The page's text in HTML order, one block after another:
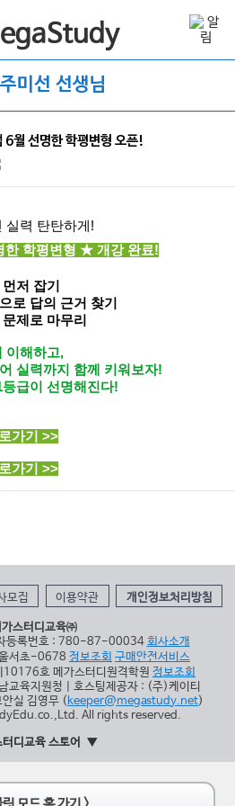
미선 선생님
월 선명한 학평변형 오픈!
실력 탄탄하게!
학평변형 ★개강 완료!
저 잡기
로 답의 근거 찾기
제로 마무리
이해하고,
실력까지 함께 키워보자!
급이 선명해진다!
가기 >>
가기 >>
모집 이용약관 개인정보처리방침
가스터디교육㈜
등록번호 : 780-87-00034 회사소개
서초-0678 정보조회 구매안전서비스
10176호 메가스터디원격학원 정보조회
교육지원청 | 호스팅제공자 : (주)케이티
실 김영무 (keeper@megastudy.net)
All rights reserved.
디교육 스토어